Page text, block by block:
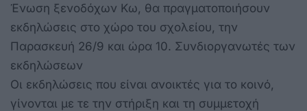
Ένωση ξενοδόχων Κω, θα πραγματοποιήσουν
εκδηλώσεις στο χώρο του σχολείου, την
Παρασκευή 26/9 και ώρα 10. Συνδιοργανωτές των
εκδηλώσεων
Οι εκδηλώσεις που είναι ανοικτές για το κοινό,
γίνονται με τε την στήριξη και τη συμμετοχή